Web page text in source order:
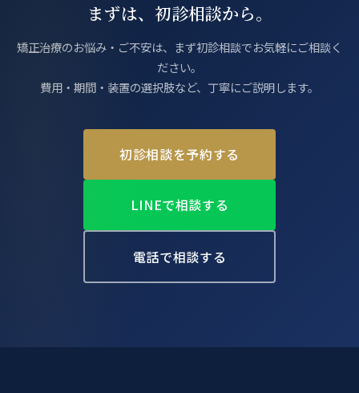
まずは、初診相談から。
矯正治療のお悩み・ご不安は、まず初診相談でお気軽にご相談く
ださい。
費用・期間・装置の選択肢など、丁寧にご説明します。
初診相談を予約する
LINEで相談する
電話で相談する